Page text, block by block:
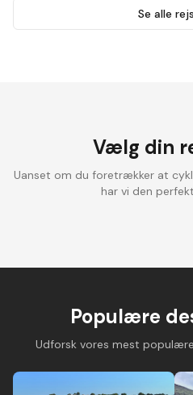
Se alle
Vælg din
Uanset om du foretrækker at
har vi den
Populære
Udforsk vores mest